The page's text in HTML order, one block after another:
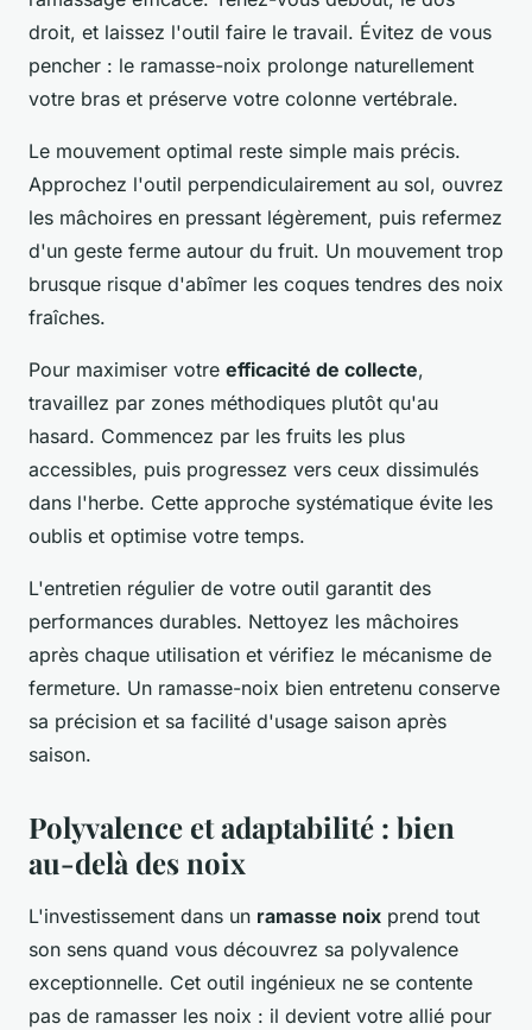
droit, et laissez l'outil faire le travail. Évitez de vous
pencher : le ramasse-noix prolonge naturellement
votre bras et préserve votre colonne vertébrale.
Le mouvement optimal reste simple mais précis.
Approchez l'outil perpendiculairement au sol, ouvrez
les mâchoires en pressant légèrement, puis refermez
d'un geste ferme autour du fruit. Un mouvement trop
brusque risque d'abîmer les coques tendres des noix
fraîches.
Pour maximiser votre efficacité de collecte,
travaillez par zones méthodiques plutôt qu'au
hasard. Commencez par les fruits les plus
accessibles, puis progressez vers ceux dissimulés
dans l'herbe. Cette approche systématique évite les
oublis et optimise votre temps.
L'entretien régulier de votre outil garantit des
performances durables. Nettoyez les mâchoires
après chaque utilisation et vérifiez le mécanisme de
fermeture. Un ramasse-noix bien entretenu conserve
sa précision et sa facilité d'usage saison après
saison.
Polyvalence et adaptabilité : bien
au-delà des noix
L'investissement dans un ramasse noix prend tout
son sens quand vous découvrez sa polyvalence
exceptionnelle. Cet outil ingénieux ne se contente
pas de ramasser les noix : il devient votre allié pour